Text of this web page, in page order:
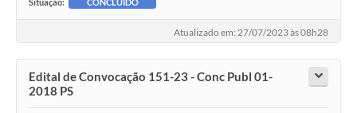
Situação: CONCLUÍDO
Atualizado em: 27/07/2023 às 08h28
Edital de Convocação 151-23 - Conc Publ 01-
2018 PS